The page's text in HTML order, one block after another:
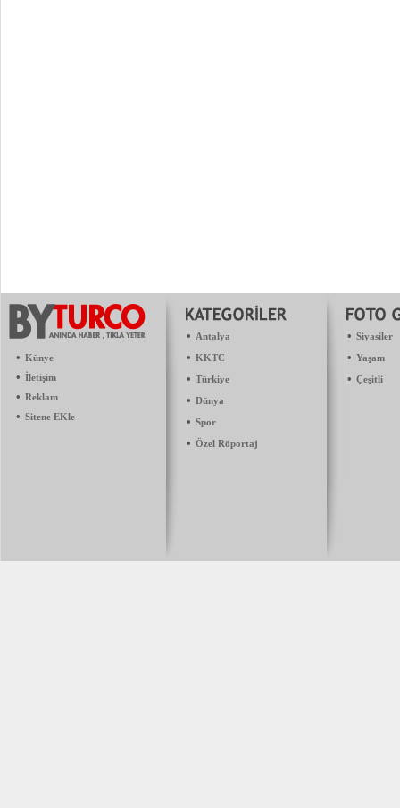
• Künye
• İletişim
• Reklam
• Sitene EKle
• Antalya
• KKTC
• Türkiye
• Dünya
• Spor
• Özel Röportaj
• Siyasiler
• Yaşam
• Çeşitli